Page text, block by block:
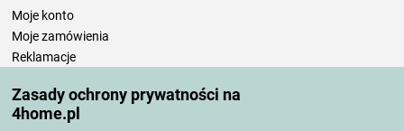
Zasady ochrony prywatności na
4home.pl
Moje konto
Moje zamówienia
Reklamacje
Zasady przetwarzania recenzji